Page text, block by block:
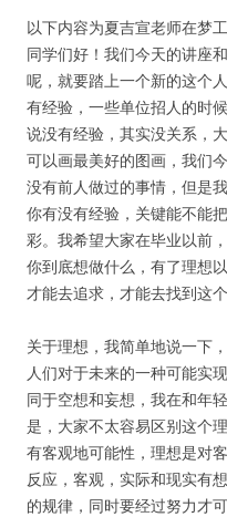
人脉圈
信息圈
品牌的力量
以下内容为夏吉宣老师在梦
同学们好！我们今天的讲座
呢，就要踏上一个新的这个
有经验，一些单位招人的时
说没有经验，其实没关系，
可以画最美好的图画，我们
没有前人做过的事情，但是
你有没有经验，关键能不能
彩。我希望大家在毕业以前
你到底想做什么，有了理想
才能去追求，才能去找到这
关于理想，我简单地说一下
人们对于未来的一种可能实
同于空想和妄想，我在和年
是，大家不太容易区别这个
有客观地可能性，理想是对
反应，客观，实际和现实有
的规律，同时要经过努力才